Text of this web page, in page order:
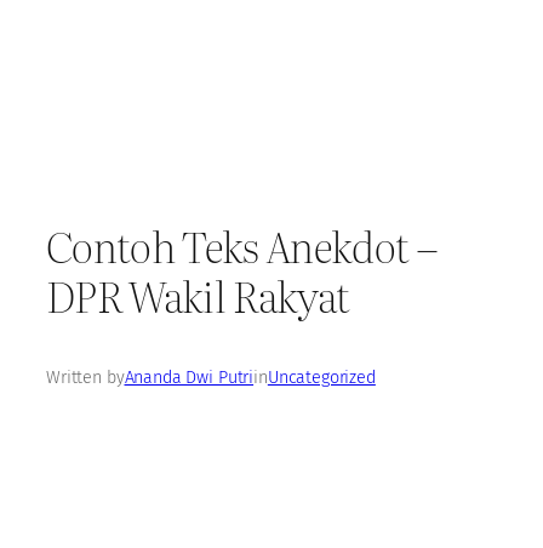
Contoh Teks Anekdot –
DPR Wakil Rakyat
Written byAnanda Dwi PutriinUncategorized